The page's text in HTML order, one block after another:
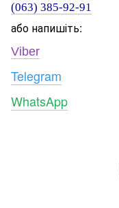
(063) 385-92-91
або напишіть:
Viber
Telegram
WhatsApp